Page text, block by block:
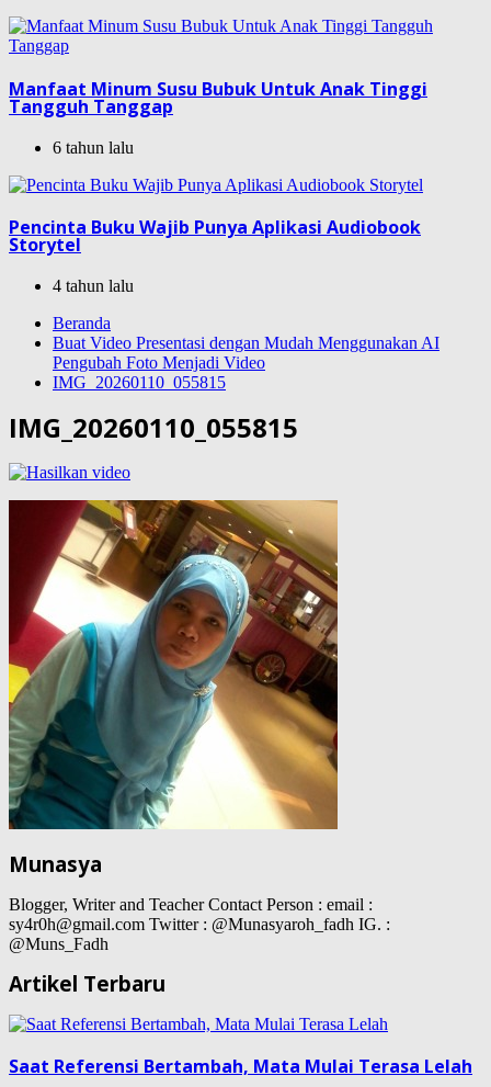
Manfaat Minum Susu Bubuk Untuk Anak Tinggi
Tangguh Tanggap
6 tahun lalu
Pencinta Buku Wajib Punya Aplikasi Audiobook
Storytel
4 tahun lalu
Beranda
Buat Video Presentasi dengan Mudah Menggunakan AI
Pengubah Foto Menjadi Video
IMG_20260110_055815
IMG_20260110_055815
Munasya
Blogger, Writer and Teacher Contact Person : email :
sy4r0h@gmail.com Twitter : @Munasyaroh_fadh IG. :
@Muns_Fadh
Artikel Terbaru
Saat Referensi Bertambah, Mata Mulai Terasa Lelah